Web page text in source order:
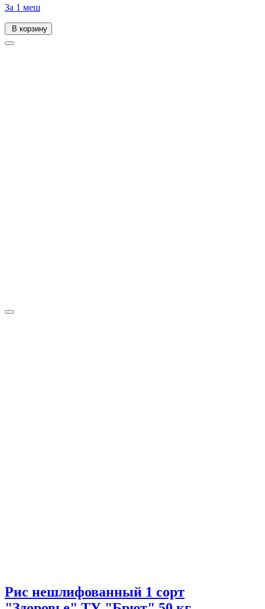
За 1 меш
В корзину
Рис нешлифованный 1 сорт